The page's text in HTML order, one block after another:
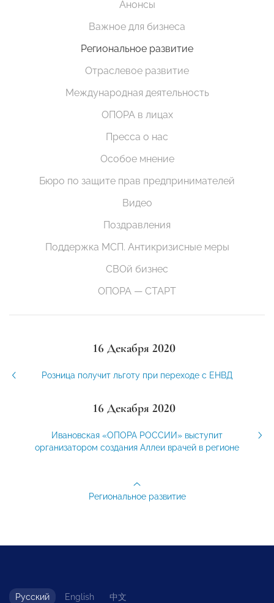
Анонсы
Важное для бизнеса
Региональное развитие
Отраслевое развитие
Международная деятельность
ОПОРА в лицах
Пресса о нас
Особое мнение
Бюро по защите прав предпринимателей
Видео
Поздравления
Поддержка МСП. Антикризисные меры
СВОй бизнес
ОПОРА — СТАРТ
16 Декабря 2020
Розница получит льготу при переходе с ЕНВД
16 Декабря 2020
Ивановская «ОПОРА РОССИИ» выступит
организатором создания Аллеи врачей в регионе
Региональное развитие
Русский English 中文